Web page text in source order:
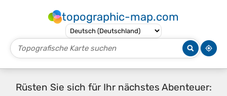
topographic-map.com
Rüsten Sie sich für Ihr nächstes Abenteuer: